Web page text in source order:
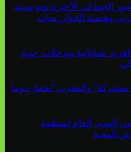
الجماعي الأخيرة نحو سبتة
وهيمنة الخوارزميات
عملياتية وتدخلات جوية
مشتركة” والمغرب “تحمل دوما
المدير العام لمنظمة
المجيد